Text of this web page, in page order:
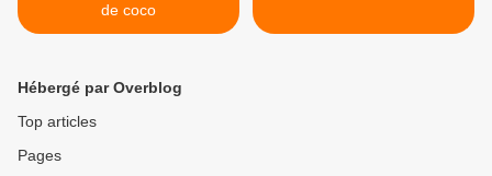
de coco
Hébergé par Overblog
Top articles
Pages